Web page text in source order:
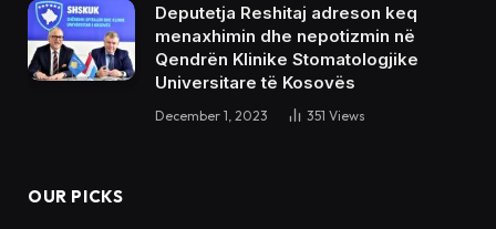
Deputetja Reshitaj adreson keq
menaxhimin dhe nepotizmin në
Qendrën Klinike Stomatologjike
Universitare të Kosovës
December 1, 2023 351 Views
OUR PICKS